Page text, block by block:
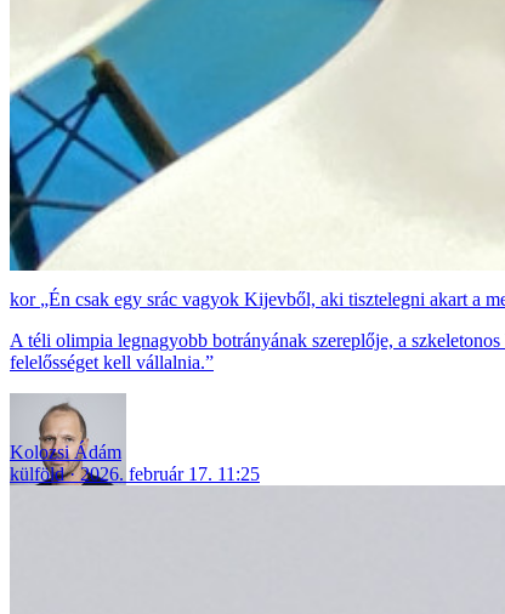
„Én csak egy srác vagyok Kijevből, aki tisztelegni akart a
A téli olimpia legnagyobb botrányának szereplője, a
felelősséget kell vállalnia.”
Kolozsi Ádám
külföld
2026. február 17. 11:25